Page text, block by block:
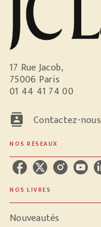
17 Rue Jacob,
75006 Paris
01 44 41 74 00
contacts Contactez-nous
NOS RÉSEAUX
NOS LIVRES
Nouveautés